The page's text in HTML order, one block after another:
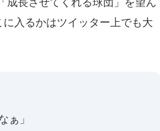
入るかはツイッター上でも大
ぁ」